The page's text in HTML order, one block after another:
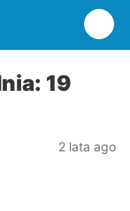
19
2 lata ago